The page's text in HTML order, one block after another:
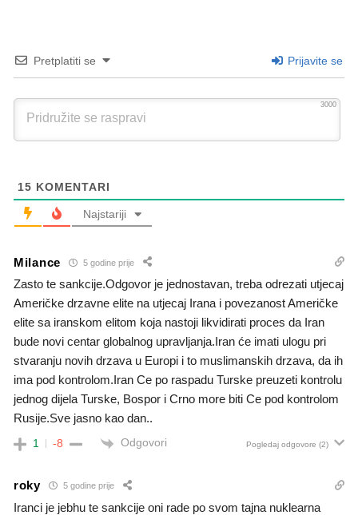
Pretplatiti se Prijavite se
3000
15 KOMENTARI
Najstariji
Milance 5 godine prije
Zasto te sankcije.Odgovor je jednostavan, treba odrezati utjecaj
Američke drzavne elite na utjecaj Irana i povezanost Američke
elite sa iranskom elitom koja nastoji likvidirati proces da Iran
bude novi centar globalnog upravljanja.Iran će imati ulogu pri
stvaranju novih drzava u Europi i to muslimanskih drzava, da ih
ima pod kontrolom.Iran Ce po raspadu Turske preuzeti kontrolu
jednog dijela Turske, Bospor i Crno more biti Ce pod kontrolom
Rusije.Sve jasno kao dan..
1 -8 Odgovori Pogledaj odgovore (2)
roky 5 godine prije
Iranci je jebhu te sankcije oni rade po svom tajna nuklearna